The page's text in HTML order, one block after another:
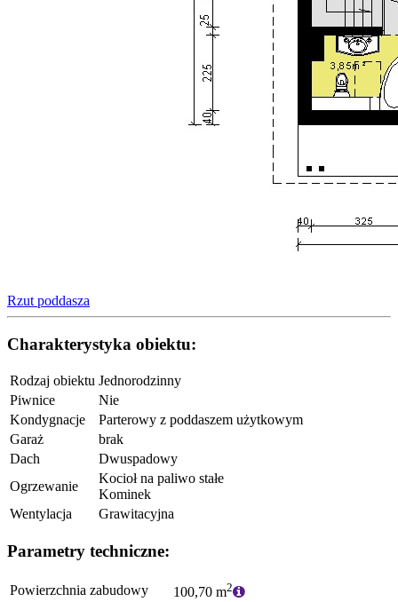
Rzut poddasza
Charakterystyka obiektu:
Rodzaj obiektu Jednorodzinny
Piwnice
Nie
Kondygnacje
Parterowy z poddaszem użytkowym
Garaż
brak
Dach
Dwuspadowy
Ogrzewanie
Kocioł na paliwo stałe
Kominek
Wentylacja
Grawitacyjna
Parametry techniczne:
Powierzchnia zabudowy 100,70 m2